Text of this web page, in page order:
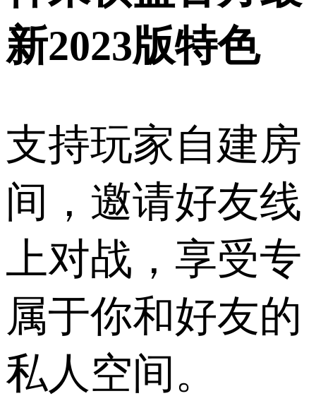
新2023版特色
支持玩家自建房
间，邀请好友线
上对战，享受专
属于你和好友的
私人空间。